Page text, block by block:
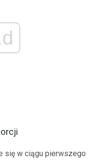
się w ciągu pierwszego